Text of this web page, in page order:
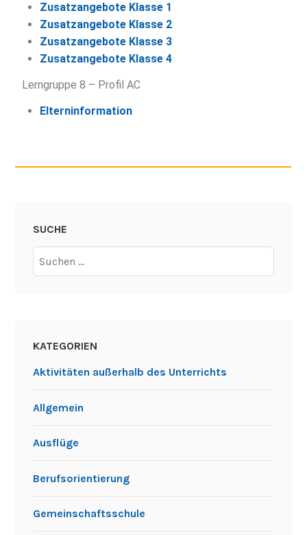
Zusatzangebote Klasse 1
Zusatzangebote Klasse 2
Zusatzangebote Klasse 3
Zusatzangebote Klasse 4
Lerngruppe 8 – Profil AC
Elterninformation
SUCHE
KATEGORIEN
Aktivitäten außerhalb des Unterrichts
Allgemein
Ausflüge
Berufsorientierung
Gemeinschaftsschule